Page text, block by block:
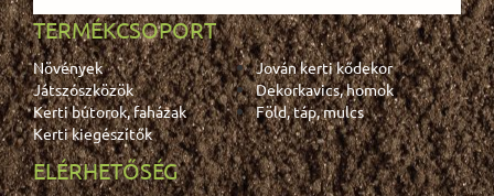
TERMÉKCSOPORT
Növények
Jován kerti kődekor
Játszószközök
Dekorkavics, homok
Kerti bútorok, faházak
Föld, táp, mulcs
Kerti kiegészítők
ELÉRHETŐSÉG